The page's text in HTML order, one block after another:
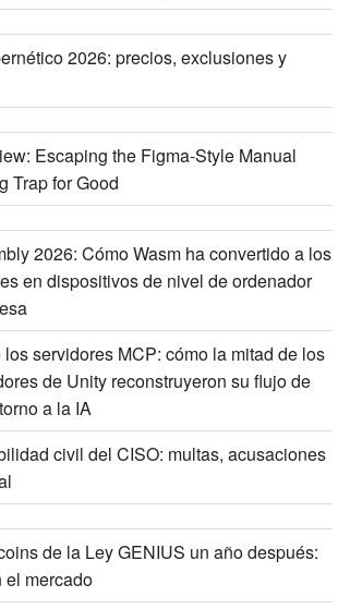
2026: precios, exclusiones y
Escaping the Figma-Style Manual
Trap for Good
2026: Cómo Wasm ha convertido a los
en dispositivos de nivel de ordenador
servidores MCP: cómo la mitad de los
de Unity reconstruyeron su flujo de
a la IA
civil del CISO: multas, acusaciones
de la Ley GENIUS un año después:
el mercado